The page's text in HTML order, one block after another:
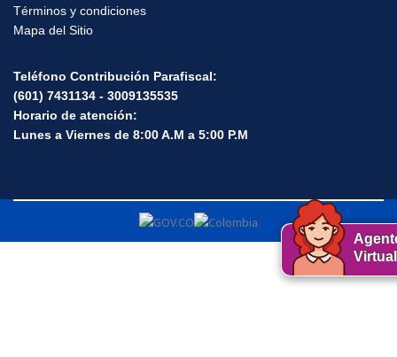
Aviso de privacidad
Términos y condiciones
Teléfono Contribución Parafiscal:
Virtual